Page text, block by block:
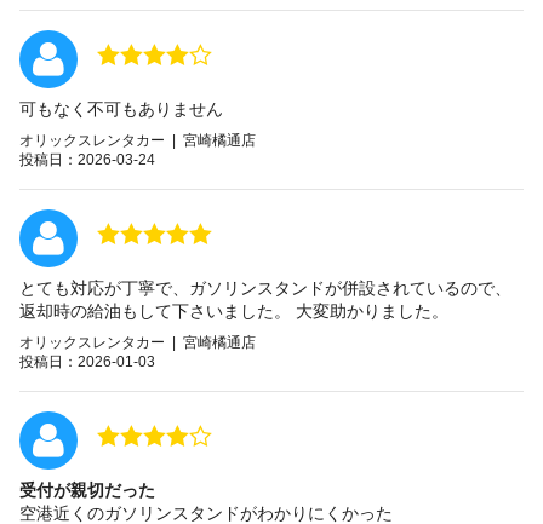
可もなく不可もありません
オリックスレンタカー | 宮崎橘通店
投稿日：2026-03-24
とても対応が丁寧で、ガソリンスタンドが併設されているので、
返却時の給油もして下さいました。 大変助かりました。
オリックスレンタカー | 宮崎橘通店
投稿日：2026-01-03
受付が親切だった
空港近くのガソリンスタンドがわかりにくかった